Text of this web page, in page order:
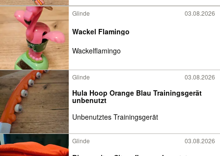
Glinde 03.08.2026
Wackel Flamingo
Wackelflamingo
Glinde 03.08.2026
Hula Hoop Orange Blau Trainingsgerät
unbenutzt
Unbenutztes Trainingsgerät
Glinde 03.08.2026